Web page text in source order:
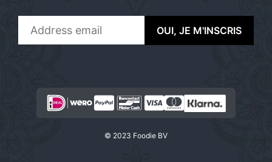
© 2023 Foodie BV
AJOUTER AU PANIER